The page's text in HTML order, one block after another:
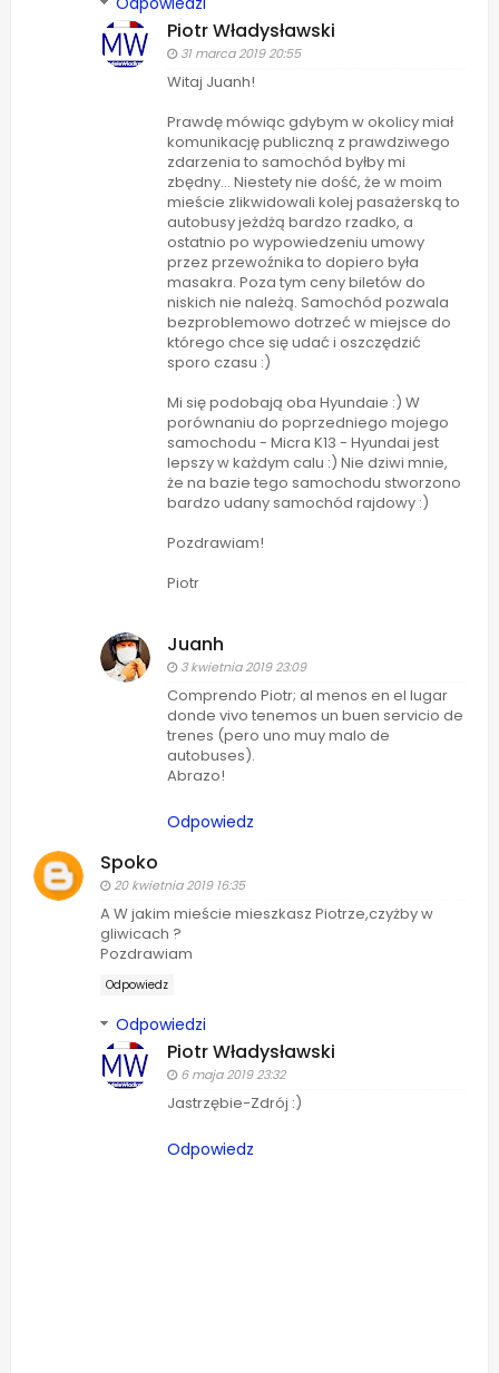
Piotr Władysławski
31 marca 2019 20:55
Witaj Juanh!
Prawdę mówiąc gdybym w okolicy miał
komunikację publiczną z prawdziwego
zdarzenia to samochód byłby mi
zbędny... Niestety nie dość, że w moim
mieście zlikwidowali kolej pasażerską to
autobusy jeżdżą bardzo rzadko, a
ostatnio po wypowiedzeniu umowy
przez przewoźnika to dopiero była
masakra. Poza tym ceny biletów do
niskich nie należą. Samochód pozwala
bezproblemowo dotrzeć w miejsce do
którego chce się udać i oszczędzić
sporo czasu :)
Mi się podobają oba Hyundaie :) W
porównaniu do poprzedniego mojego
samochodu - Micra K13 - Hyundai jest
lepszy w każdym calu :) Nie dziwi mnie,
że na bazie tego samochodu stworzono
bardzo udany samochód rajdowy :)
Pozdrawiam!
Piotr
Juanh
3 kwietnia 2019 23:09
Comprendo Piotr; al menos en el lugar
donde vivo tenemos un buen servicio de
trenes (pero uno muy malo de
autobuses).
Abrazo!
Odpowiedz
Spoko
20 kwietnia 2019 16:35
A W jakim mieście mieszkasz Piotrze,czyżby w
gliwicach ?
Pozdrawiam
Odpowiedz
Odpowiedzi
Piotr Władysławski
6 maja 2019 23:32
Jastrzębie-Zdrój :)
Odpowiedz